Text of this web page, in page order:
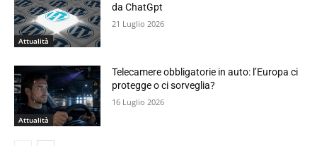
Attualità
da ChatGpt
21 Luglio 2026
Attualità
Telecamere obbligatorie in auto: l’Europa ci
protegge o ci sorveglia?
16 Luglio 2026